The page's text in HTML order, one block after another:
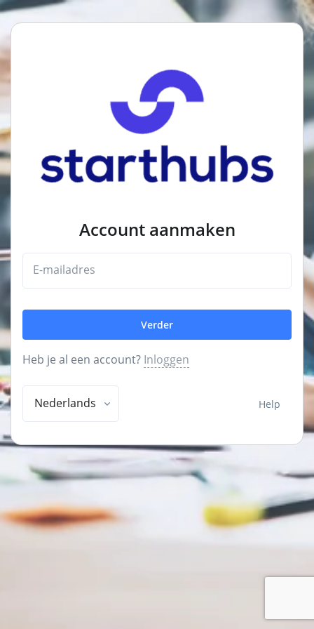
Account aanmaken
E-mailadres
Verder
Heb je al een account? Inloggen
Nederlands Help